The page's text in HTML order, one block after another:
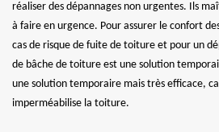
réaliser des dépannages non urgentes. Ils
à faire en urgence. Pour assurer le confort
cas de risque de fuite de toiture et pour un
de bâche de toiture est une solution
une solution temporaire mais très efficace,
imperméabilise la toiture.